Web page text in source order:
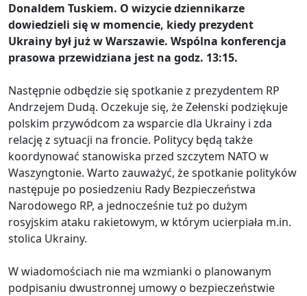
Donaldem Tuskiem. O wizycie dziennikarze
dowiedzieli się w momencie, kiedy prezydent
Ukrainy był już w Warszawie. Wspólna konferencja
prasowa przewidziana jest na godz. 13:15.
Następnie odbędzie się spotkanie z prezydentem RP
Andrzejem Dudą. Oczekuje się, że Zełenski podziękuje
polskim przywódcom za wsparcie dla Ukrainy i zda
relację z sytuacji na froncie. Politycy będą także
koordynować stanowiska przed szczytem NATO w
Waszyngtonie. Warto zauważyć, że spotkanie polityków
następuje po posiedzeniu Rady Bezpieczeństwa
Narodowego RP, a jednocześnie tuż po dużym
rosyjskim ataku rakietowym, w którym ucierpiała m.in.
stolica Ukrainy.
W wiadomościach nie ma wzmianki o planowanym
podpisaniu dwustronnej umowy o bezpieczeństwie